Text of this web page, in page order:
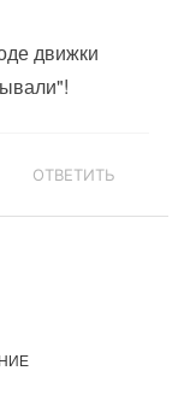
движки
ОТВЕТИТЬ